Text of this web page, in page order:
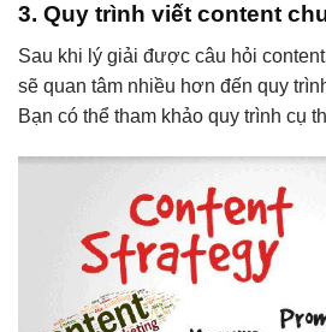
3. Quy trình viết content
Sau khi lý giải được câu hỏi
sẽ quan tâm nhiều hơn đến quy
Bạn có thể tham khảo quy trình cụ